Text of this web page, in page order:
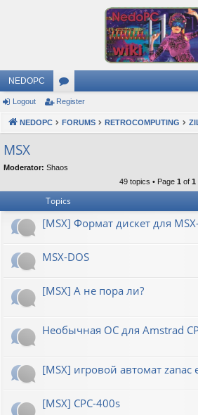
NEDOPC
or
u
s
Logout Register
NEDOPC FORUMS RETROCOMPUTING
MSX
Moderator: Shaos
49 topics • Page 1 of 1
Topics
[MSX] Формат дискет для
MSX-DOS
[MSX] А не пора ли?
Необычная ОС для Amstrad
[MSX] игровой автомат zanac
[MSX] CPC-400s